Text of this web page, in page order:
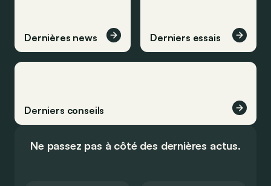
Dernières news Derniers essais
Derniers conseils
Ne passez pas à côté des dernières actus.